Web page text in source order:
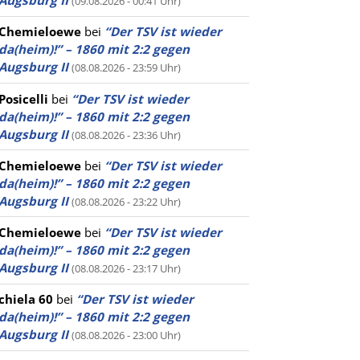
bei “Der TSV ist wieder
– 1860 mit 2:2 gegen
II (08.08.2026 - 23:59 Uhr)
bei “Der TSV ist wieder
– 1860 mit 2:2 gegen
II (08.08.2026 - 23:36 Uhr)
bei “Der TSV ist wieder
– 1860 mit 2:2 gegen
II (08.08.2026 - 23:22 Uhr)
bei “Der TSV ist wieder
– 1860 mit 2:2 gegen
II (08.08.2026 - 23:17 Uhr)
60 bei “Der TSV ist wieder
– 1860 mit 2:2 gegen
II (08.08.2026 - 23:00 Uhr)